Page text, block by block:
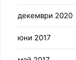
декември 2020
юни 2017